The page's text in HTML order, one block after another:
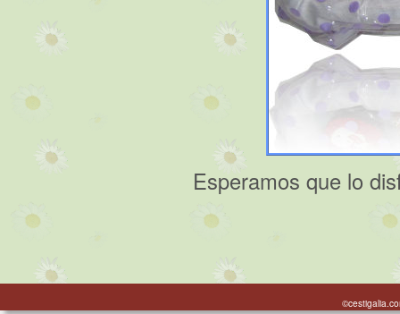
Esperamos que lo